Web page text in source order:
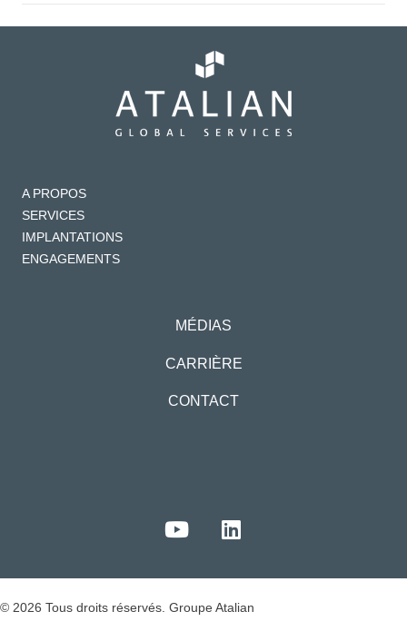
A PROPOS
SERVICES
IMPLANTATIONS
ENGAGEMENTS
MÉDIAS
CARRIÈRE
CONTACT
© 2026 Tous droits réservés. Groupe Atalian